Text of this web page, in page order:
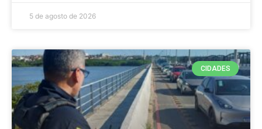
5 de agosto de 2026
CIDADES